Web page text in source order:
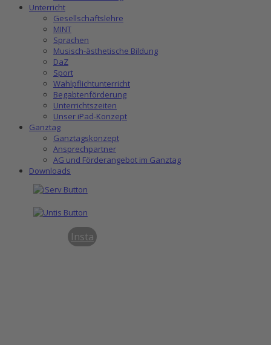
Unterricht
Gesellschaftslehre
MINT
Sprachen
Musisch-ästhetische Bildung
DaZ
Sport
Wahlpflichtunterricht
Begabtenförderung
Unterrichtszeiten
Unser iPad-Konzept
Ganztag
Ganztagskonzept
Ansprechpartner
AG und Förderangebot im Ganztag
Downloads
Insta